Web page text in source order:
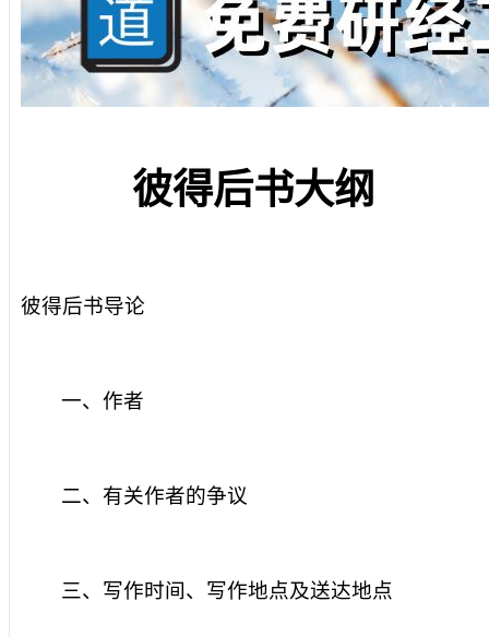
彼得后书大纲
彼得后书导论
一、作者
二、有关作者的争议
三、写作时间、写作地点及送达地点